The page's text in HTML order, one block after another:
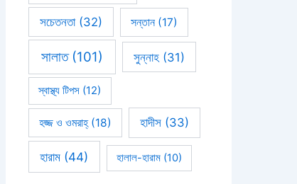
সচেতনতা(32) সন্তান(17)
সালাত(101) সুন্নাহ(31)
স্বাস্থ্য টিপস (12)
হজ্জ ও ওমরাহ্‌(18) হাদীস (33)
হারাম (44) হালাল-হারাম (10)